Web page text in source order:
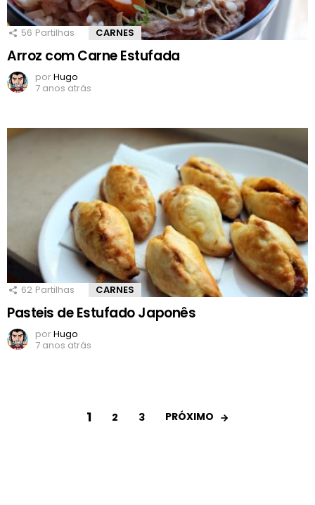
56 Partilhas CARNES
Arroz com Carne Estufada
porHugo
7 anos atrás
62 Partilhas CARNES
Pasteis de Estufado Japonês
porHugo
7 anos atrás
1 2 3 PRÓXIMO